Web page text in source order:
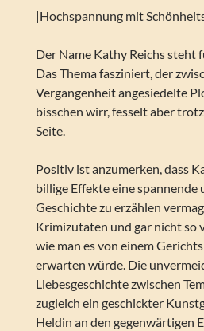
|Hochspannung mit
Der Name Kathy Reichs steht
Das Thema fasziniert, der
Vergangenheit angesiedelte
bisschen wirr, fesselt aber
Seite.
Positiv ist anzumerken, dass
billige Effekte eine spannende
Geschichte zu erzählen
Krimizutaten und gar nicht so
wie man es von einem
erwarten würde. Die
Liebesgeschichte zwischen
zugleich ein geschickter
Heldin an den gegenwärtigen